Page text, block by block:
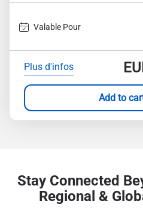
Valable Pour
Plus d'infos
Add to
Stay Connected
Regional &